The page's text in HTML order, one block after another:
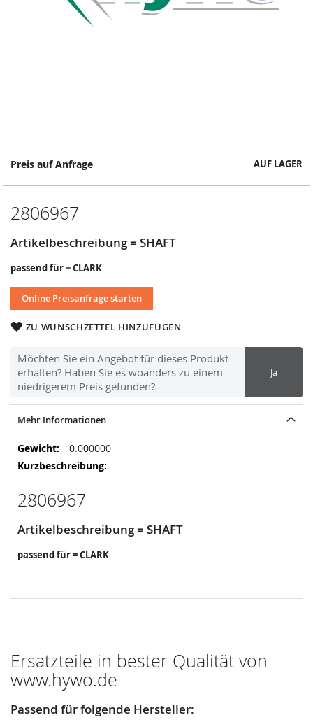
Preis auf Anfrage AUF LAGER
2806967
Artikelbeschreibung = SHAFT
passend für = CLARK
Online Preisanfrage starten
ZU WUNSCHZETTEL HINZUFÜGEN
Möchten Sie ein Angebot für dieses Produkt
erhalten? Haben Sie es woanders zu einem
niedrigerem Preis gefunden?
Ja
Springe
Anfang
Bildergalerie
Mehr Informationen
Mehr
Informationen
0.000000
2806967
Artikelbeschreibung = SHAFT
passend für = CLARK
Ersatzteile in bester Qualität von
www.hywo.de
Passend für folgende Hersteller: